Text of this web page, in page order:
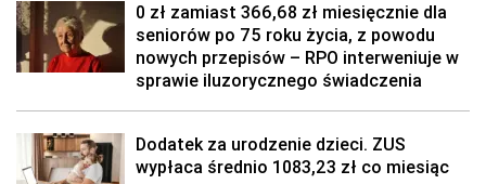
0 zł zamiast 366,68 zł miesięcznie dla
seniorów po 75 roku życia, z powodu
nowych przepisów – RPO interweniuje w
sprawie iluzorycznego świadczenia
Dodatek za urodzenie dzieci. ZUS
wypłaca średnio 1083,23 zł co miesiąc